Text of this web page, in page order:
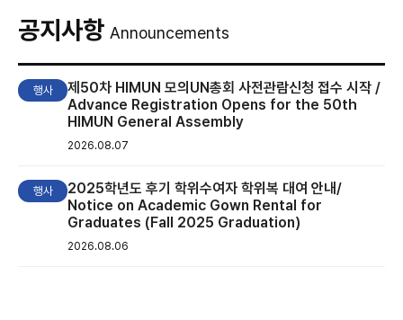
공지사항 Announcements
행사
제50차 HIMUN 모의UN총회 사전관람신청 접수 시작 /
Advance Registration Opens for the 50th
HIMUN General Assembly
2026.08.07
행사
2025학년도 후기 학위수여자 학위복 대여 안내/
Notice on Academic Gown Rental for
Graduates (Fall 2025 Graduation)
2026.08.06